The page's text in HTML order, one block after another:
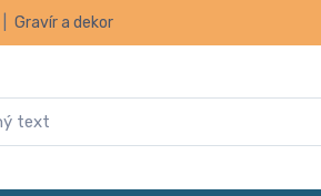
Gravír a dekor